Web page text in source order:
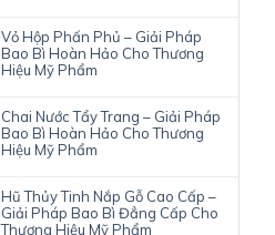
Vỏ Hộp Phấn Phủ – Giải Pháp
Bao Bì Hoàn Hảo Cho Thương
Hiệu Mỹ Phẩm
Chai Nước Tẩy Trang – Giải Pháp
Bao Bì Hoàn Hảo Cho Thương
Hiệu Mỹ Phẩm
Hũ Thủy Tinh Nắp Gỗ Cao Cấp –
Giải Pháp Bao Bì Đẳng Cấp Cho
Thương Hiệu Mỹ Phẩm